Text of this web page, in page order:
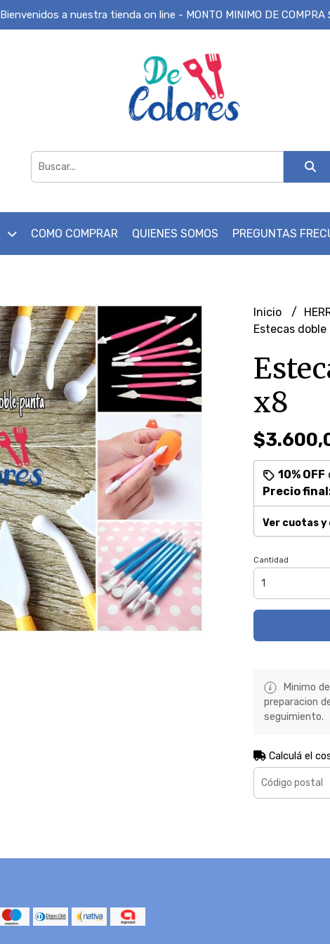
Bienvenidos a nuestra tienda on line - MONTO MINIMO DE COMPRA
COMO COMPRAR QUIENES SOMOS PREGUNTAS
Inicio
Estecas
x8
10% OFF
Precio
Ver cuotas
Cantidad
Minimo
preparacion
seguimiento.
Calculá el